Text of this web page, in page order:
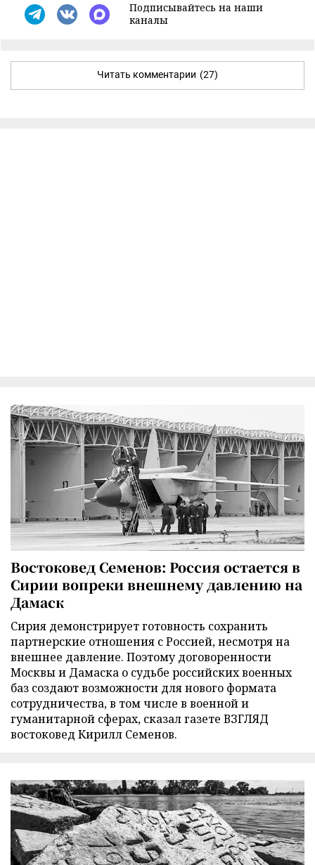
Подписывайтесь на наши
каналы
Читать комментарии (27)
Востоковед Семенов: Россия остается в
Сирии вопреки внешнему давлению на
Дамаск
Сирия демонстрирует готовность сохранить
партнерские отношения с Россией, несмотря на
внешнее давление. Поэтому договоренности
Москвы и Дамаска о судьбе российских военных
баз создают возможности для нового формата
сотрудничества, в том числе в военной и
гуманитарной сферах, сказал газете ВЗГЛЯД
востоковед Кирилл Семенов.